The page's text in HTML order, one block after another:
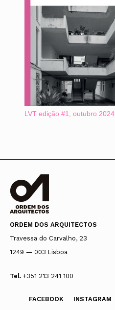
LVT edição #1, outubro 2024
ORDEM DOS ARQUITECTOS
Travessa do Carvalho, 23
1249 — 003 Lisboa
Tel. +351 213 241 100
FACEBOOK INSTAGRAM